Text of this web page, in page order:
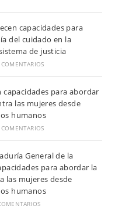
capacidades para
del cuidado en la
de justicia
capacidades para abordar
las mujeres desde
humanos
General de la
para abordar la
las mujeres desde
humanos